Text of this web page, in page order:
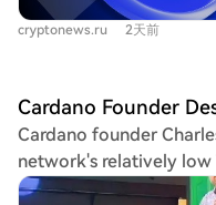
$0.2581. Notably, ADA futures volume surged 380% in a
week to $650 million,
2020-2021 price
term price of $2.90. In a significant development,
Injective became the
IBC (Inter-Blockchain
cryptonews.ru 2天前
Cardano founder
network's relatively low
lags far behind leaders